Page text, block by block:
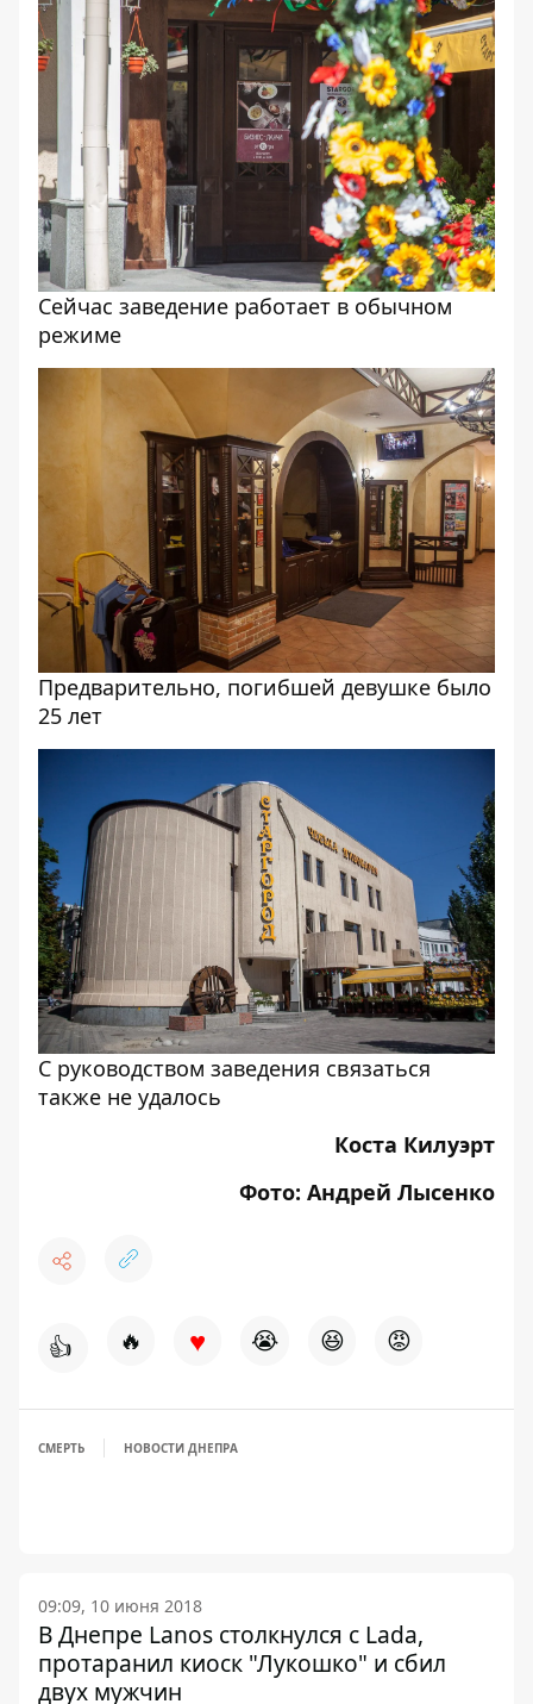
Сейчас заведение работает в обычном
режиме
Предварительно, погибшей девушке было
25 лет
С руководством заведения связаться
также не удалось
Коста Килуэрт
Фото: Андрей Лысенко
👍 🔥 ♥ 😭 😆 😡
СМЕРТЬ НОВОСТИ ДНЕПРА
09:09, 10 июня 2018
В Днепре Lanos столкнулся с Lada,
протаранил киоск "Лукошко" и сбил
двух мужчин